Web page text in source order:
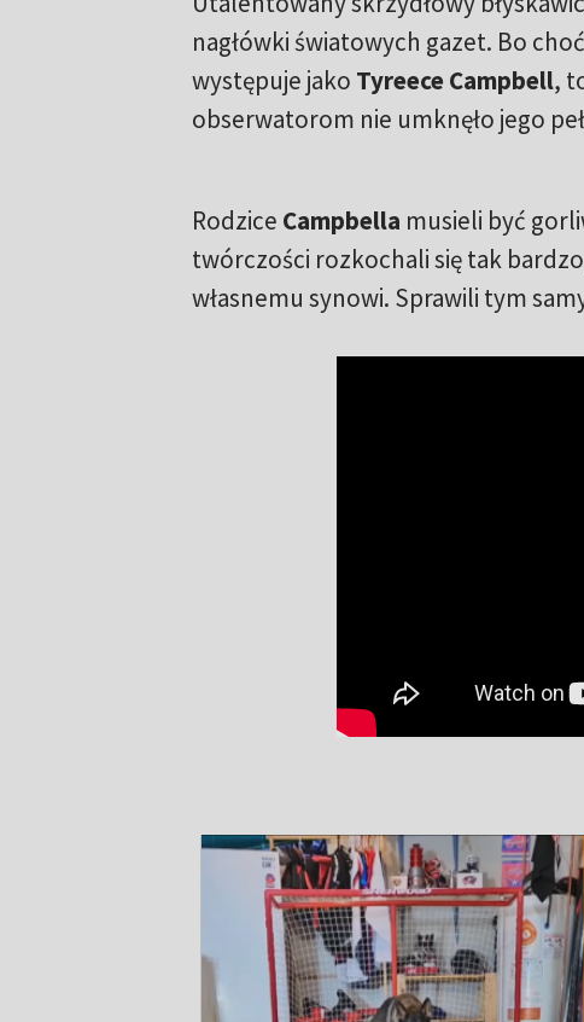
nagłówki światowych gazet. Bo
występuje jako Tyreece Campbell,
obserwatorom nie umknęło jego
Rodzice Campbella musieli być
twórczości rozkochali się tak
własnemu synowi. Sprawili tym